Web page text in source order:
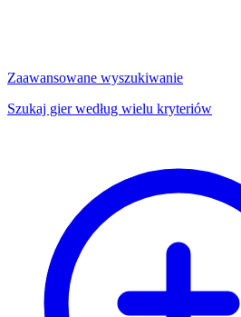
Zaawansowane wyszukiwanie
Szukaj gier według wielu kryteriów